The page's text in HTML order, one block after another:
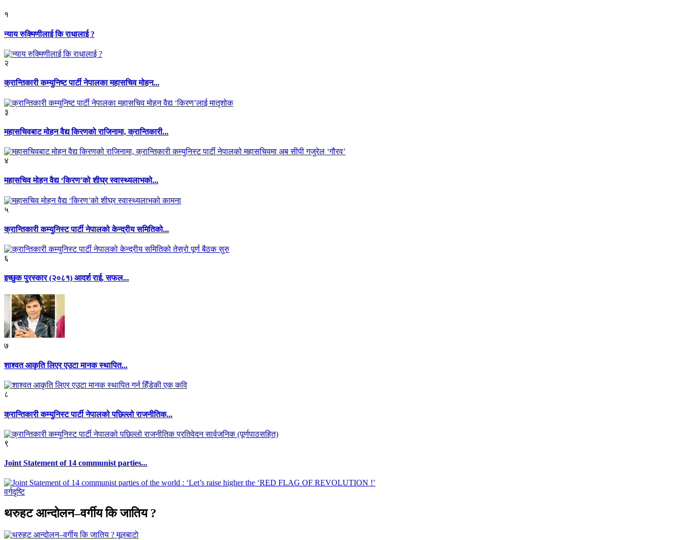
१
न्याय रुक्मिणीलाई कि राधालाई ?
२
क्रान्तिकारी कम्युनिष्ट पार्टी नेपालका महासचिव मोहन...
३
महासचिवबाट मोहन वैद्य किरणको राजिनामा, क्रान्तिकारी...
४
महासचिव मोहन वैद्य ‘किरण’को शीघ्र स्वास्थ्यलाभको...
५
क्रान्तिकारी कम्युनिस्ट पार्टी नेपालको केन्द्रीय समितिको...
६
इच्छुक पुरस्कार (२०८१) आदर्श राई, सफल...
७
शाश्वत आकृति लिएर एउटा मानक स्थापित...
८
क्रान्तिकारी कम्युनिस्ट पार्टी नेपालको पछिल्लो राजनीतिक...
९
Joint Statement of 14 communist parties...
वर्गदृष्टि
थरुहट आन्दोलन–वर्गीय कि जातिय ?
मूलबाटाे